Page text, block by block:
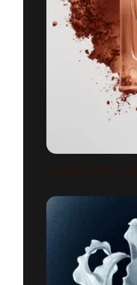
ELEMENTS SERIES /